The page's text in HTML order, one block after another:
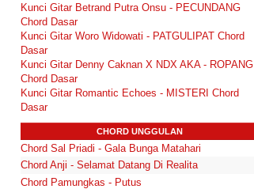
Kunci Gitar Betrand Putra Onsu - PECUNDANG
Chord Dasar
Kunci Gitar Woro Widowati - PATGULIPAT Chord
Dasar
Kunci Gitar Denny Caknan X NDX AKA - ROPANG
Chord Dasar
Kunci Gitar Romantic Echoes - MISTERI Chord
Dasar
CHORD UNGGULAN
Chord Sal Priadi - Gala Bunga Matahari
Chord Anji - Selamat Datang Di Realita
Chord Pamungkas - Putus